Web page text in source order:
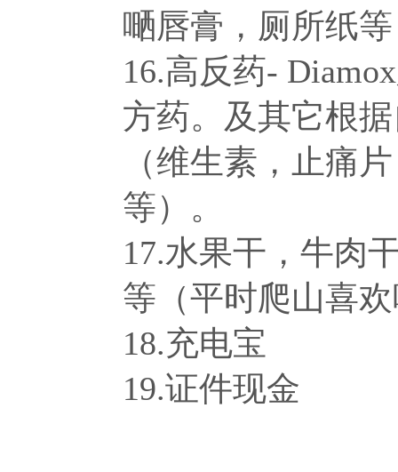
嗮唇膏，厕所纸等
16.高反药-
方药。及其它根
（维生素，止痛
等）。
17.水果干，牛肉
等（平时爬山喜
18.充电宝
19.证件现金